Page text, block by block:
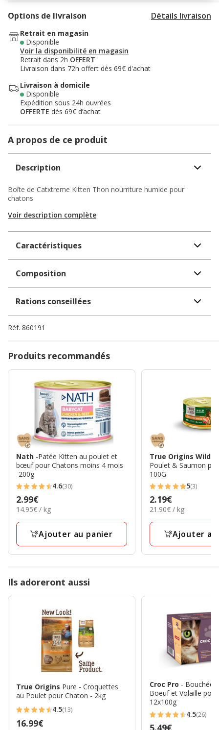
Options de livraison Détails livraison
Retrait en magasin
Disponible
Voir la disponibilité en magasin
Retrait dans 2h OFFERT
Livraison dans 72h offert dès 69€ d'achat
Livraison à domicile
Disponible
Expédition sous 24h ouvrées
OFFERTE dès 69€ d’achat
A propos de ce produit
Description
Boîte de Catxtreme Kitten Thon nourriture humide pour
chatons
Voir description complète
Caractéristiques
Composition
Rations conseillées
Réf. 860191
Produits recommandés
Nath -Patée Kitten au poulet et
bœuf pour Chatons moins 4 mois
-200g
4.6
étoiles
avec
30
4.6(30)
Prix
2.99€
2.99€
14.95€
Kg
14.95€ / kg
Ajouter au panier
True Origins Wild
Poulet & Saumon
100G
5
étoiles
avec
3
5(3)
Prix
2.19€
2.19€
21.90€
Kg
21.90€ / kg
Ajouter
Ils adoreront aussi
True Origins Pure - Croquettes
au Poulet pour Chaton - 2kg
4.5
étoiles
4.5(13)
Prix
16.99€
Croc Pro - Bouchées
Boeuf et Volaille
12x100g
4.5
4.5(26)
Prix